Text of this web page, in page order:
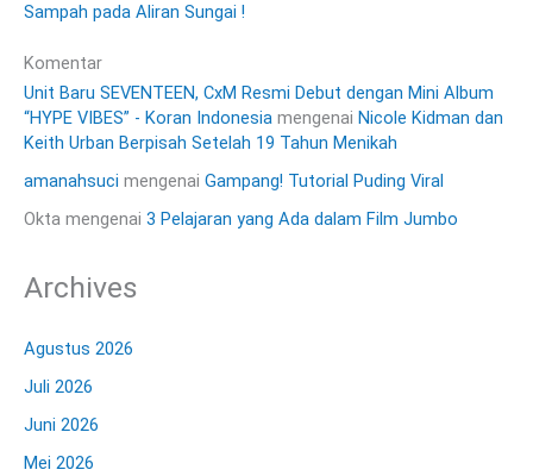
Sampah pada Aliran Sungai !
Komentar
Unit Baru SEVENTEEN, CxM Resmi Debut dengan Mini Album
“HYPE VIBES” - Koran Indonesia mengenai Nicole Kidman dan
Keith Urban Berpisah Setelah 19 Tahun Menikah
amanahsuci mengenai Gampang! Tutorial Puding Viral
Okta mengenai 3 Pelajaran yang Ada dalam Film Jumbo
Archives
Agustus 2026
Juli 2026
Juni 2026
Mei 2026